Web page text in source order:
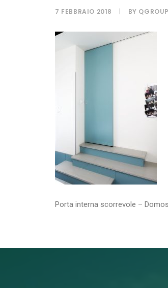
7 FEBBRAIO 2018 | BY
Porta interna scorrevole –